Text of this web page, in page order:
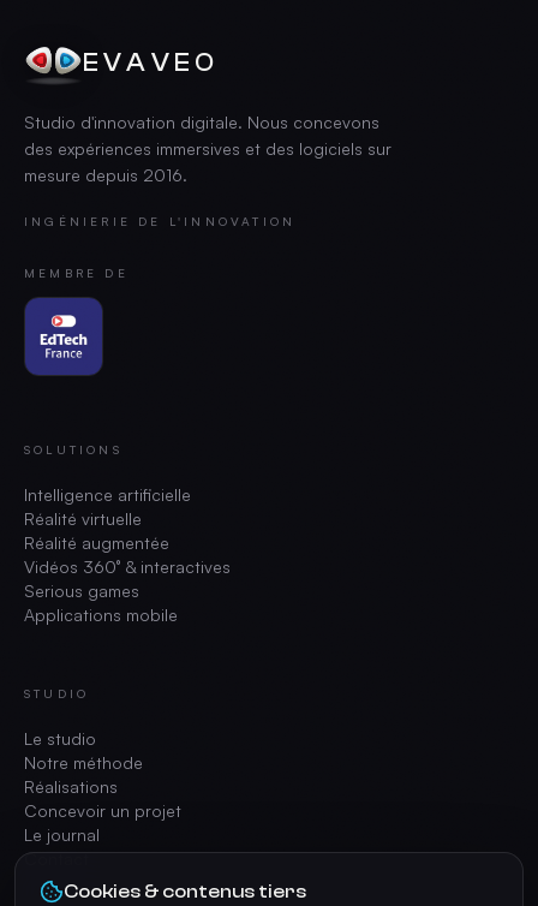
EVAVEO
Studio d'innovation digitale. Nous concevons
des expériences immersives et des logiciels sur
mesure depuis 2016.
INGÉNIERIE DE L'INNOVATION
MEMBRE DE
SOLUTIONS
Intelligence artificielle
Réalité virtuelle
Réalité augmentée
Vidéos 360° & interactives
Serious games
Applications mobile
STUDIO
Le studio
Notre méthode
Réalisations
Concevoir un projet
Le journal
Contact
Cookies & contenus tiers